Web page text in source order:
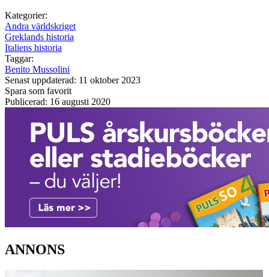
Kategorier:
Andra världskriget
Greklands historia
Italiens historia
Taggar:
Benito Mussolini
Senast uppdaterad: 11 oktober 2023
Spara som favorit
Publicerad: 16 augusti 2020
ANNONS